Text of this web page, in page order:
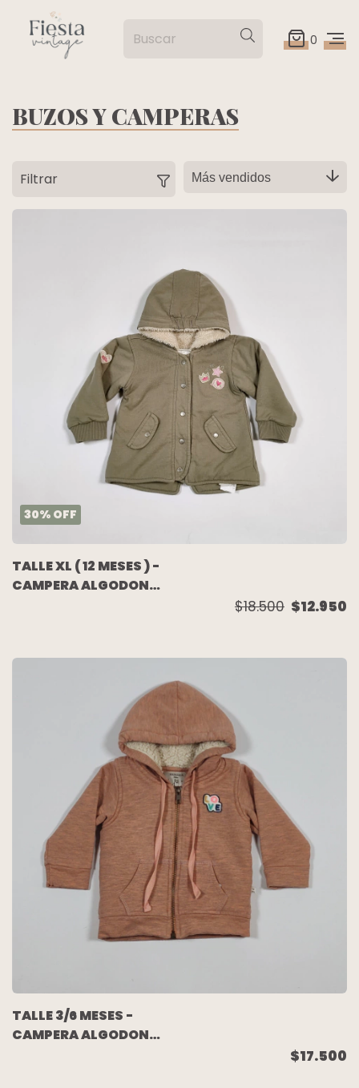
0
BUZOS Y CAMPERAS
Filtrar
30% OFF
TALLE XL ( 12 MESES ) -
CAMPERA ALGODON
$18.500 $12.950
TALLE 3/6 MESES -
CAMPERA ALGODON
$17.500